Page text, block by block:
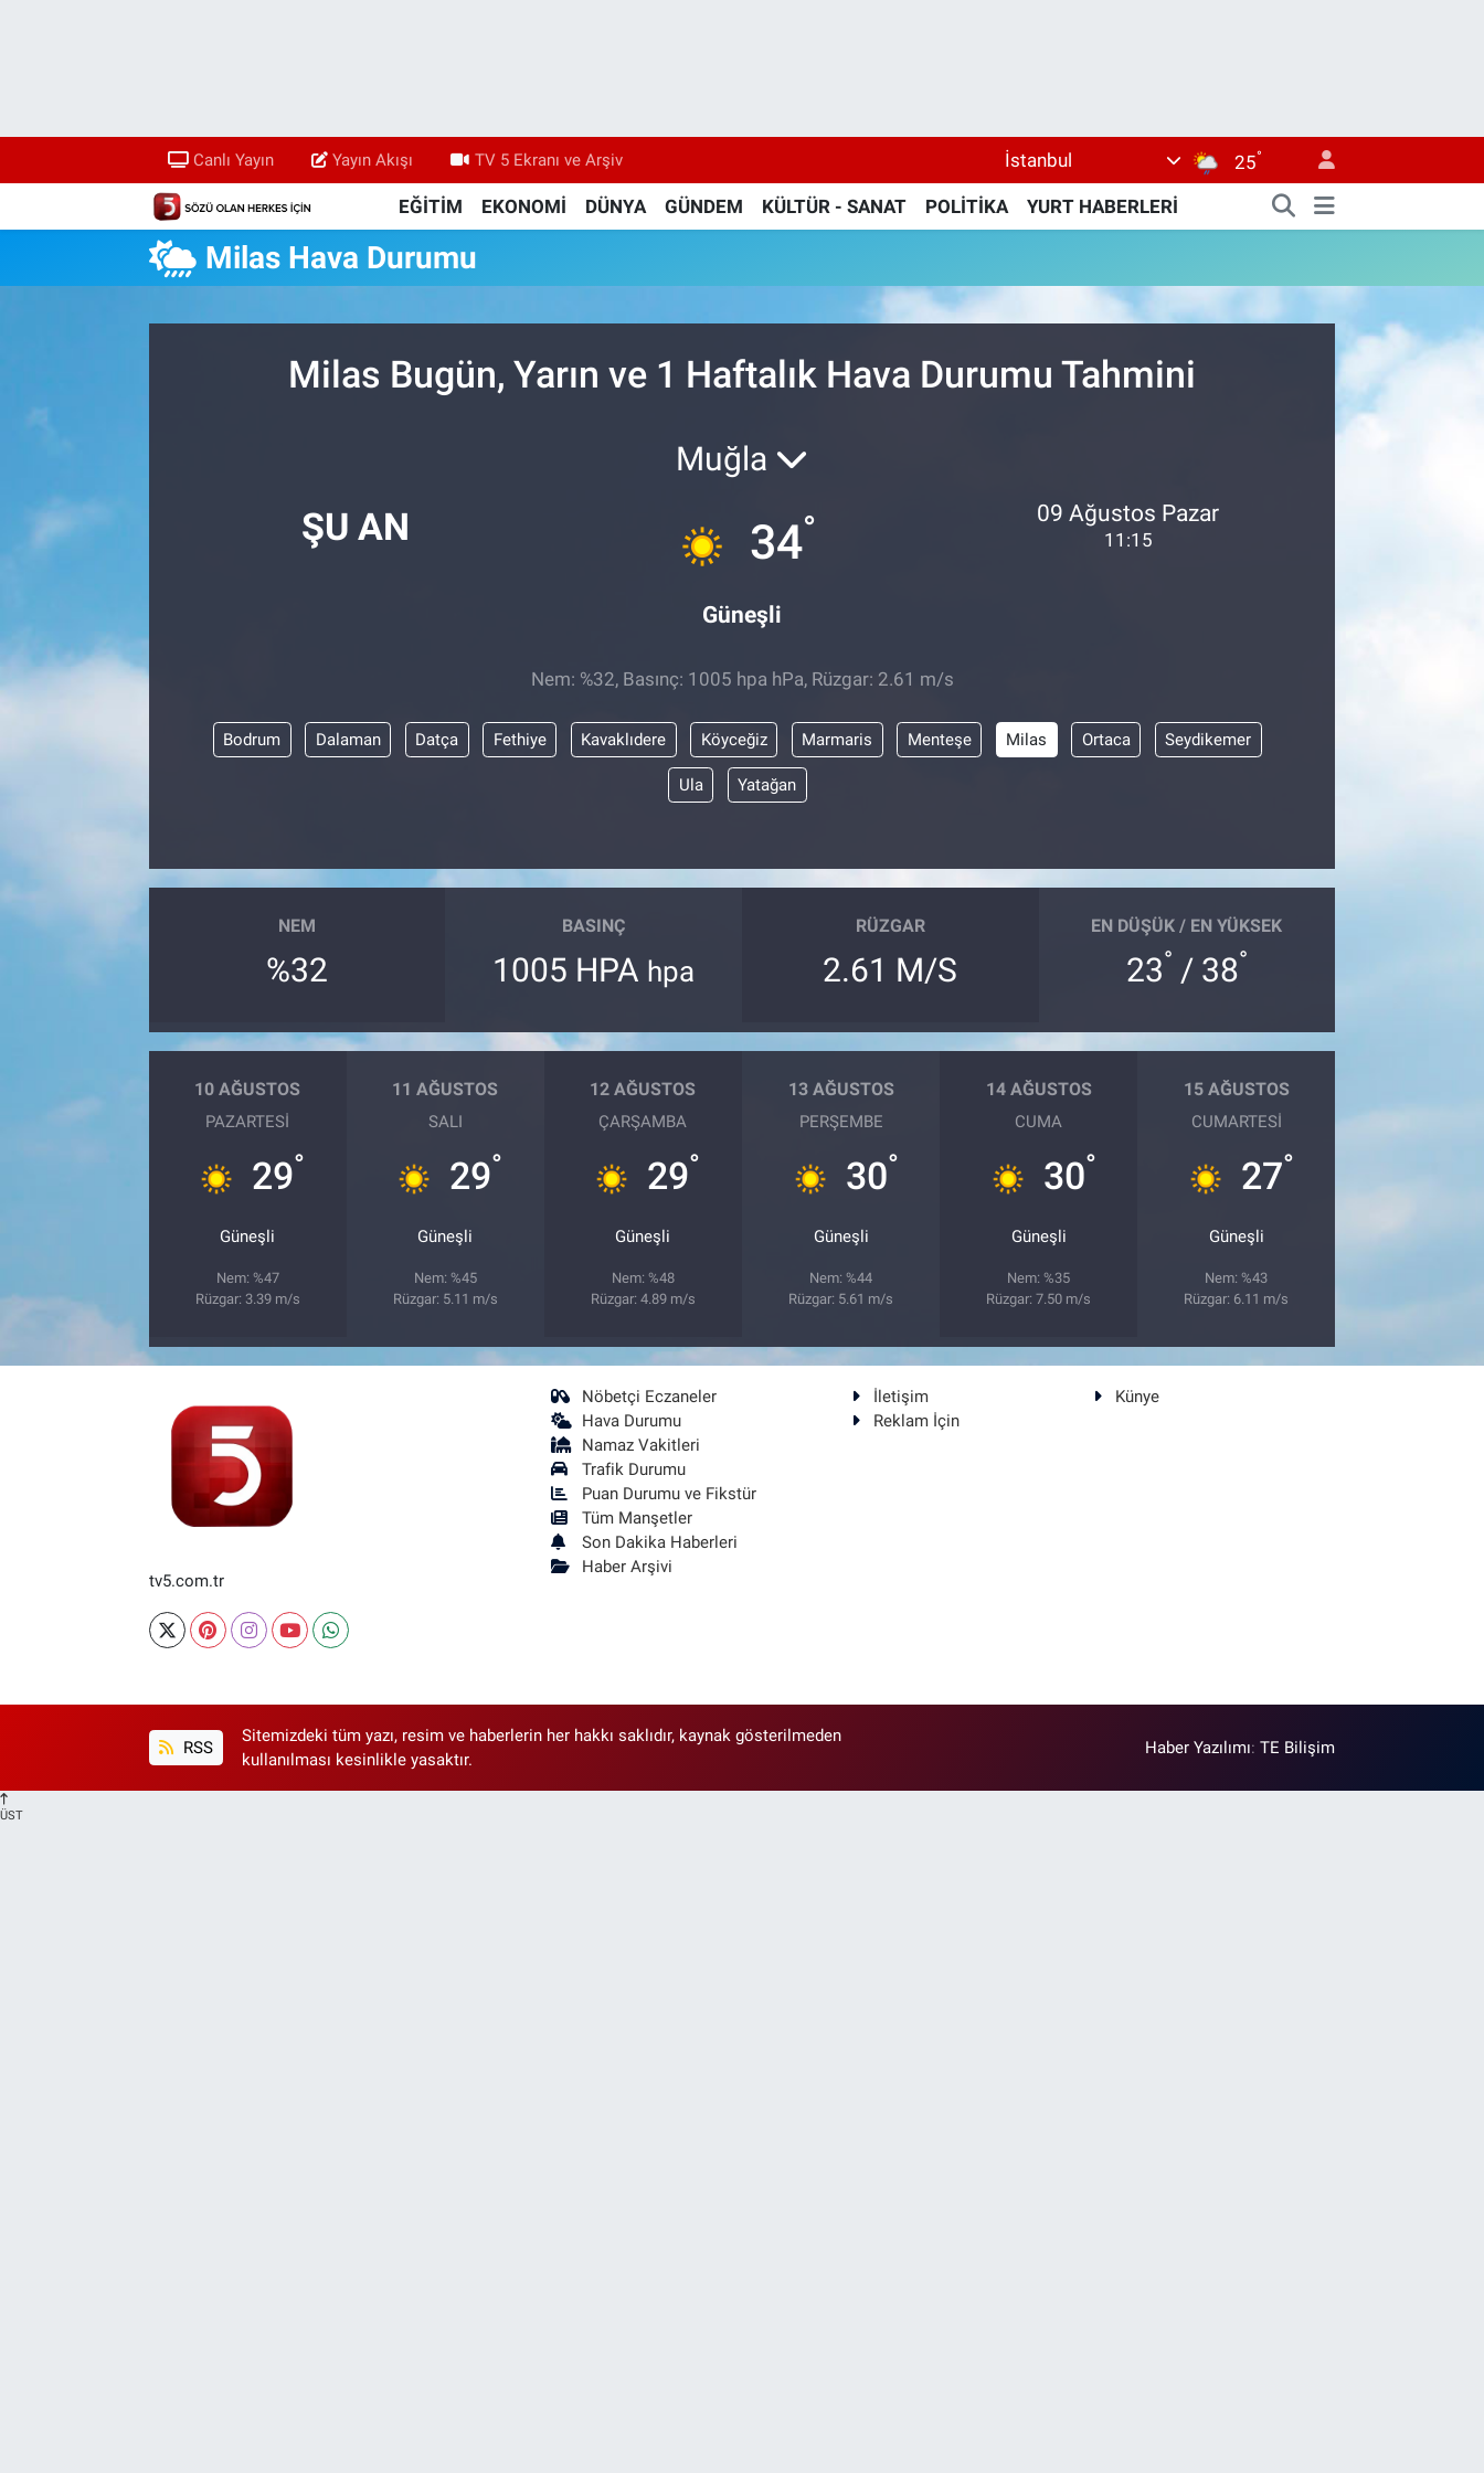
Canlı Yayın Yayın Akışı TV 5 Ekranı ve Arşiv İstanbul 25°
EĞİTİM EKONOMİ DÜNYA GÜNDEM KÜLTÜR - SANAT POLİTİKA YURT HABERLERİ
Milas Hava Durumu
Milas Bugün, Yarın ve 1 Haftalık Hava Durumu Tahmini
ŞU AN
Muğla
34°
Güneşli
09 Ağustos Pazar
11:15
Nem: %32, Basınç: 1005 hpa hPa, Rüzgar: 2.61 m/s
Bodrum Dalaman Datça Fethiye Kavaklıdere Köyceğiz Marmaris Menteşe Milas Ortaca Seydikemer
Ula Yatağan
NEM
%32
BASINÇ
1005 HPA hpa
RÜZGAR
2.61 M/S
EN DÜŞÜK / EN YÜKSEK
23° / 38°
10 AĞUSTOS
PAZARTESI
29°
Güneşli
Nem: %47
Rüzgar: 3.39 m/s
11 AĞUSTOS
SALI
29°
Güneşli
Nem: %45
Rüzgar: 5.11 m/s
12 AĞUSTOS
ÇARŞAMBA
29°
Güneşli
Nem: %48
Rüzgar: 4.89 m/s
13 AĞUSTOS
PERŞEMBE
30°
Güneşli
Nem: %44
Rüzgar: 5.61 m/s
14 AĞUSTOS
CUMA
30°
Güneşli
Nem: %35
Rüzgar: 7.50 m/s
15 AĞUSTOS
CUMARTESI
27°
Güneşli
Nem: %43
Rüzgar: 6.11 m/s
tv5.com.tr
Nöbetçi Eczaneler
Hava Durumu
Namaz Vakitleri
Trafik Durumu
Puan Durumu ve Fikstür
Tüm Manşetler
Son Dakika Haberleri
Haber Arşivi
İletişim
Künye
Reklam İçin
RSS
Sitemizdeki tüm yazı, resim ve haberlerin her hakkı saklıdır, kaynak gösterilmeden
kullanılması kesinlikle yasaktır.
Haber Yazılımı:TE Bilişim
ÜST
Yayın Akışı
TV 5 Ekranı ve Arşiv